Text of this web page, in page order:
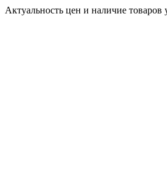
Актуальность цен и наличие товаров